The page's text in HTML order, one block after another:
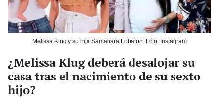
Melissa Klug y su hija Samahara Lobatón. Foto: Instagram
¿Melissa Klug deberá desalojar su
casa tras el nacimiento de su sexto
hijo?